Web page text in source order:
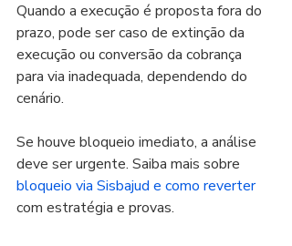
Quando a execução é proposta fora do
prazo, pode ser caso de extinção da
execução ou conversão da cobrança
para via inadequada, dependendo do
cenário.
Se houve bloqueio imediato, a análise
deve ser urgente. Saiba mais sobre
bloqueio via Sisbajud e como reverter
com estratégia e provas.